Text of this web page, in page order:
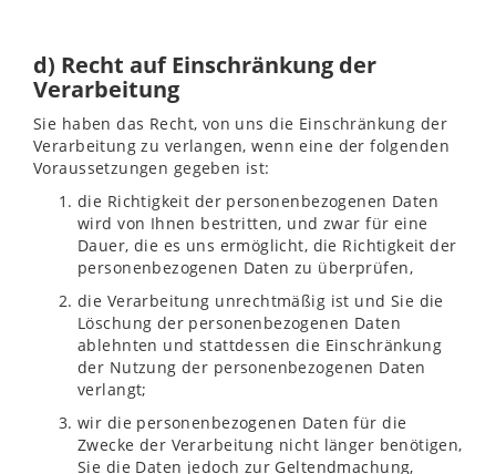
d) Recht auf Einschränkung der
Verarbeitung
Sie haben das Recht, von uns die Einschränkung der
Verarbeitung zu verlangen, wenn eine der folgenden
Voraussetzungen gegeben ist:
die Richtigkeit der personenbezogenen Daten
wird von Ihnen bestritten, und zwar für eine
Dauer, die es uns ermöglicht, die Richtigkeit der
personenbezogenen Daten zu überprüfen,
die Verarbeitung unrechtmäßig ist und Sie die
Löschung der personenbezogenen Daten
ablehnten und stattdessen die Einschränkung
der Nutzung der personenbezogenen Daten
verlangt;
wir die personenbezogenen Daten für die
Zwecke der Verarbeitung nicht länger benötigen,
Sie die Daten jedoch zur Geltendmachung,